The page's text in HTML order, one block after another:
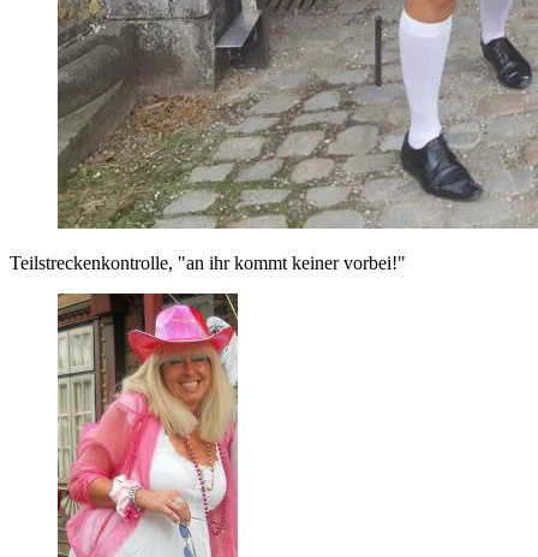
Teilstreckenkontrolle, "an ihr kommt keiner vorbei!"